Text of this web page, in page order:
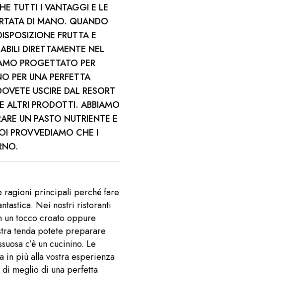
TUTTI I VANTAGGI E LE
DI MANO. QUANDO
FRUTTA E
DIRETTAMENTE NEL
PROGETTATO PER
PER UNA PERFETTA
USCIRE DAL RESORT
ALTRI PRODOTTI. ABBIAMO
UN PASTO NUTRIENTE E
PROVVEDIAMO CHE I
ragioni principali perché fare
Nei nostri ristoranti
un tocco croato oppure
tenda potete preparare
c’è un cucinino. Le
in più alla vostra esperienza
di meglio di una perfetta